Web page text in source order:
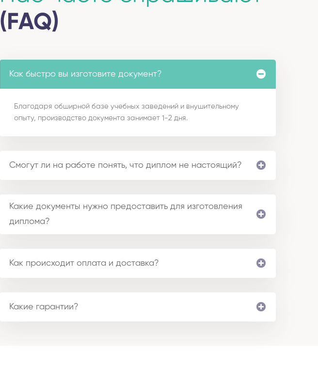
(FAQ)
Как быстро вы изготовите документ?
Благодаря обширной базе учебных заведений и внушительному
опыту, производство документа занимает 1-2 дня.
Смогут ли на работе понять, что диплом не настоящий?
Какие документы нужно предоставить для изготовления
диплома?
Как происходит оплата и доставка?
Какие гарантии?